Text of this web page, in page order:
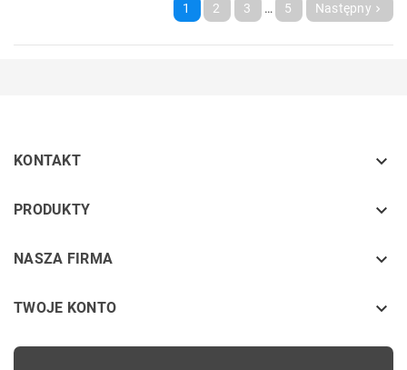
1 2 3 … 5 Następny 
KONTAKT 
PRODUKTY keyboard_arrow_down
NASZA FIRMA keyboard_arrow_down
TWOJE KONTO 